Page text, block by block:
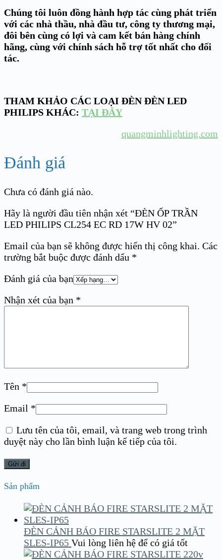
Chúng tôi luôn đồng hành hợp tác cùng phát triển
với các nhà thầu, nhà đầu tư, công ty thương mại,
đôi bên cùng có lợi và cam kết bán hàng chính
hãng, cùng với chính sách hỗ trợ tốt nhất cho đối
tác.
THAM KHẢO CÁC LOẠI ĐÈN ĐÈN LED
PHILIPS KHÁC: TẠI ĐÂY
quangminhlighting.com
Đánh giá
Chưa có đánh giá nào.
Hãy là người đầu tiên nhận xét “ĐÈN ỐP TRẦN
LED PHILIPS CL254 EC RD 17W HV 02”
Email của bạn sẽ không được hiển thị công khai. Các
trường bắt buộc được đánh dấu *
Đánh giá của bạn
Nhận xét của bạn *
Tên *
Email *
Lưu tên của tôi, email, và trang web trong trình
duyệt này cho lần bình luận kế tiếp của tôi.
Sản phẩm
ĐÈN CẢNH BÁO FIRE STARSLITE 2 MẶT
SLES-IP65 Vui lòng liên hệ để có giá tốt